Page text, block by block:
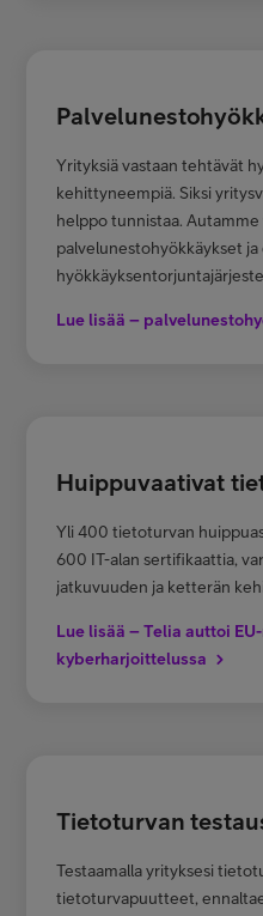
Yrityksiä vastaan tehtävät
kehittyneempiä. Siksi
helppo tunnistaa.
palvelunestohyökkäykset
Lue lisää –
Huippuvaativat
Yli 400 tietoturvan
600 IT-alan sertifikaattia,
jatkuvuuden ja ketterän
Lue lisää – Telia auttoi
kyberharjoittelussa
Tietoturvan
Testaamalla yrityksesi
tietoturvapuutteet,